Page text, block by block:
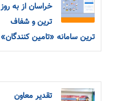
خراسان از به روز
ترین و شفاف
ترین سامانه «تامین کنندگان»
تقدیر معاون